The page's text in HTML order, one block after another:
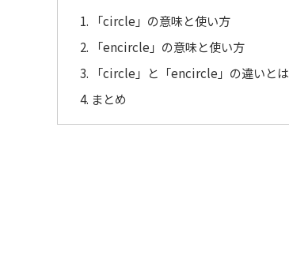
「circle」の意味と使い方
「encircle」の意味と使い方
「circle」と「encircle」の違いとは
まとめ